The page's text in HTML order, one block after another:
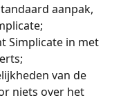
aanpak,
Simplicate in met
van de
niets over het